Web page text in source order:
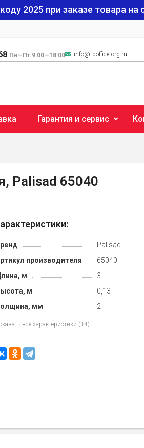
2025 при заказе товара на
Пн—Пт 9:00—18:00 info@tdofficetorg.ru
Гарантия и сервис
Palisad 65040
Palisad
производителя
65040
м
3
м
0,13
мм
2
все характеристики (14)